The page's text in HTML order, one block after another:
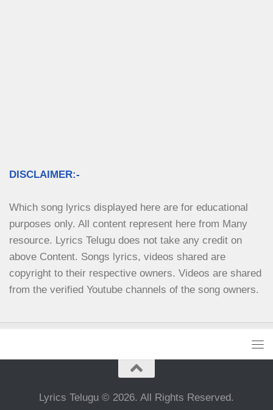
DISCLAIMER:-
Which song lyrics displayed here are for educational
purposes only. All content represent here from Many
resource. Lyrics Telugu does not take any credit on
above Content. Songs lyrics, videos shared are
copyright to their respective owners. Videos are shared
from the verified Youtube channels of the song owners.
Lyrics Telugu © 2026. All Rights Reserved.